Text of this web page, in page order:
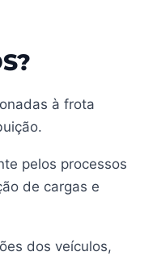
à frota
pelos processos
de cargas e
dos veículos,